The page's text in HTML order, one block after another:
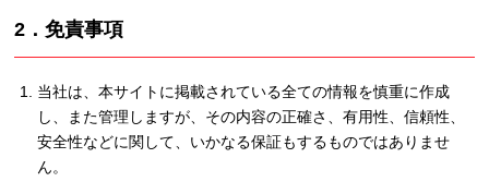
2．免責事項
当社は、本サイトに掲載されている全ての情報を慎重に作成
し、また管理しますが、その内容の正確さ、有用性、信頼性、
安全性などに関して、いかなる保証もするものではありませ
ん。